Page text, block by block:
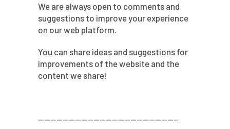
We are always open to comments and
suggestions to improve your experience
on our web platform.
You can share ideas and suggestions for
improvements of the website and the
content we share!
——————————————————————–